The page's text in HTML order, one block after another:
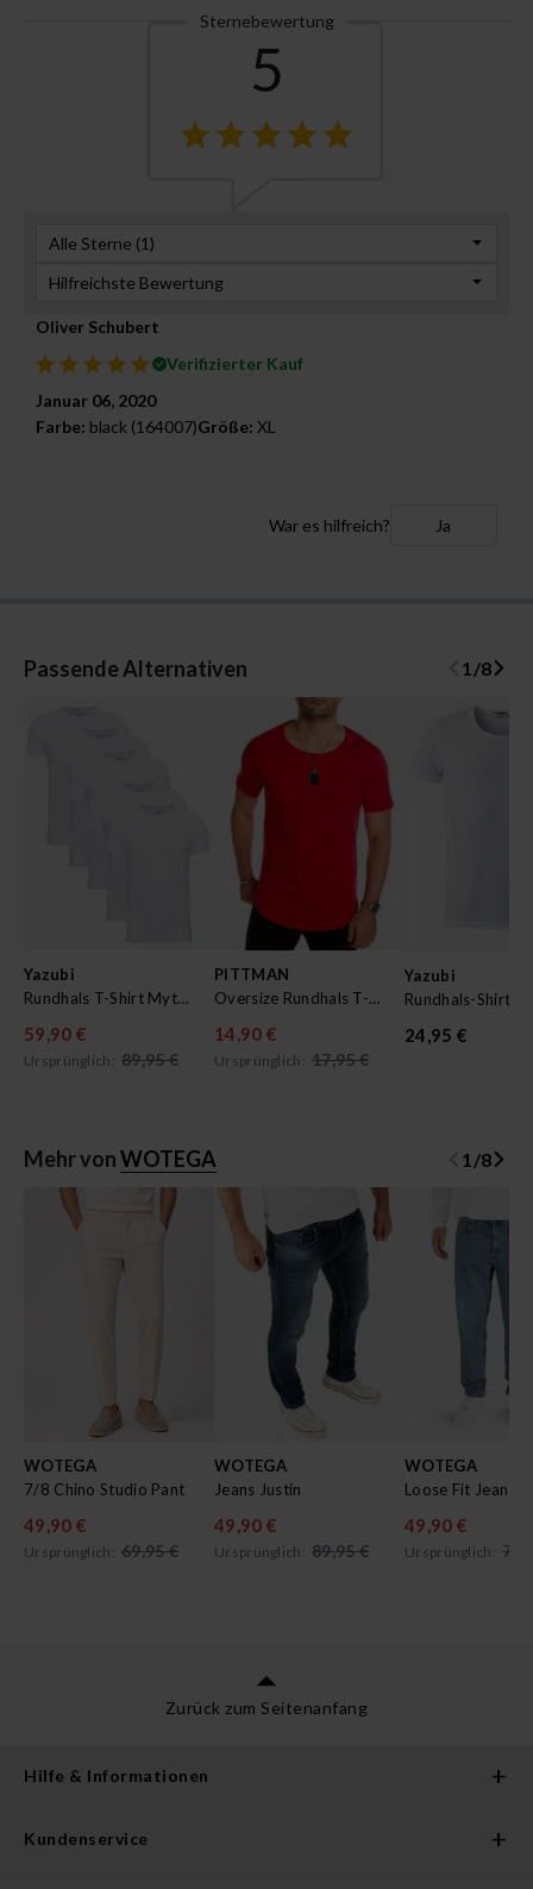
Sternebewertung
5
Alle Sterne (1)
Hilfreichste Bewertung
Oliver Schubert
Verifizierter Kauf
Januar 06, 2020
Farbe: black (164007)Größe:XL
War es hilfreich? Ja
Passende Alternativen 1/8
Yazubi
Rundhals T-Shirt Mythic im 5er Pack
59,90 €
Ursprünglich: 89,95 €
PITTMAN
Oversize Rundhals T-shirt Quin
14,90 €
Ursprünglich: 17,95 €
Yazubi
Rundhals-Shirt
24,95 €
Mehr vonWOTEGA 1 /8
WOTEGA
7/8 Chino Studio Pant
49,90 €
Ursprünglich: 69,95 €
WOTEGA
Jeans Justin
49,90 €
Ursprünglich: 89,95 €
WOTEGA
Loose Fit Jeans
49,90 €
Ursprünglich:
Zurück zum Seitenanfang
Hilfe & Informationen
Kundenservice